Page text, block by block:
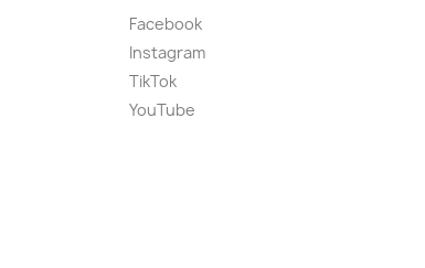
Facebook
Instagram
TikTok
YouTube